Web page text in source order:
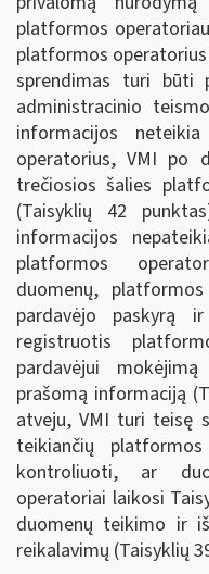
platformos
platformos
sprendimas turi būti
administracinio
informacijos
operatorius, VMI po
trečiosios šalies
(Taisyklių 42
informacijos
platformos
duomenų,
pardavėjo paskyrą
registruotis
pardavėjui
prašomą informaciją
atveju, VMI turi teisę
teikiančių
kontroliuoti, ar
operatoriai laikosi
duomenų teikimo ir
reikalavimų (Taisyklių